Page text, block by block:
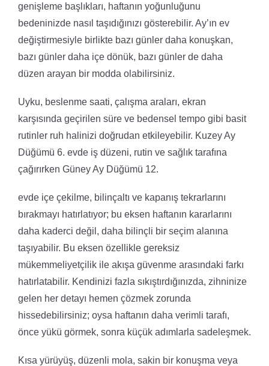
genişleme başlıkları, haftanın yoğunluğunu
bedeninizde nasıl taşıdığınızı gösterebilir. Ay’ın ev
değiştirmesiyle birlikte bazı günler daha konuşkan,
bazı günler daha içe dönük, bazı günler de daha
düzen arayan bir modda olabilirsiniz.
Uyku, beslenme saati, çalışma araları, ekran
karşısında geçirilen süre ve bedensel tempo gibi basit
rutinler ruh halinizi doğrudan etkileyebilir. Kuzey Ay
Düğümü 6. evde iş düzeni, rutin ve sağlık tarafına
çağırırken Güney Ay Düğümü 12.
evde içe çekilme, bilinçaltı ve kapanış tekrarlarını
bırakmayı hatırlatıyor; bu eksen haftanın kararlarını
daha kaderci değil, daha bilinçli bir seçim alanına
taşıyabilir. Bu eksen özellikle gereksiz
mükemmeliyetçilik ile akışa güvenme arasındaki farkı
hatırlatabilir. Kendinizi fazla sıkıştırdığınızda, zihninize
gelen her detayı hemen çözmek zorunda
hissedebilirsiniz; oysa haftanın daha verimli tarafı,
önce yükü görmek, sonra küçük adımlarla sadeleşmek.
Kısa yürüyüş, düzenli mola, sakin bir konuşma veya